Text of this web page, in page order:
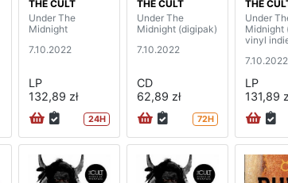
THE CULT
Under The
Midnight
7.10.2022
LP
132,89 zł
24H
THE CULT
Under The
Midnight (digipak)
7.10.2022
CD
62,89 zł
72H
THE
Under
Midnight
vinyl
7.10.2022
LP
131,89